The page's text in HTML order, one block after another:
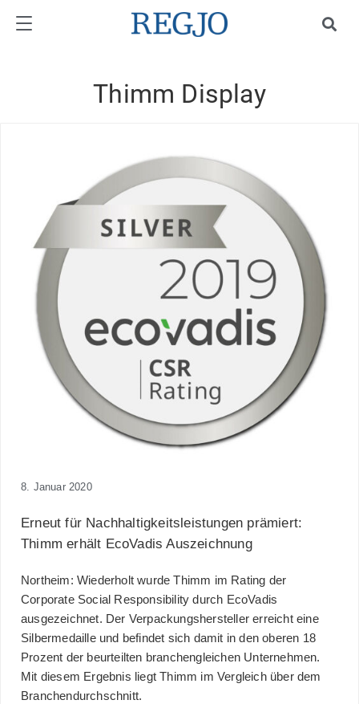
Thimm Display
8. Januar 2020
Erneut für Nachhaltigkeitsleistungen prämiert:
Thimm erhält EcoVadis Auszeichnung
Northeim: Wiederholt wurde Thimm im Rating der
Corporate Social Responsibility durch EcoVadis
ausgezeichnet. Der Verpackungshersteller erreicht eine
Silbermedaille und befindet sich damit in den oberen 18
Prozent der beurteilten branchengleichen Unternehmen.
Mit diesem Ergebnis liegt Thimm im Vergleich über dem
Branchendurchschnitt.